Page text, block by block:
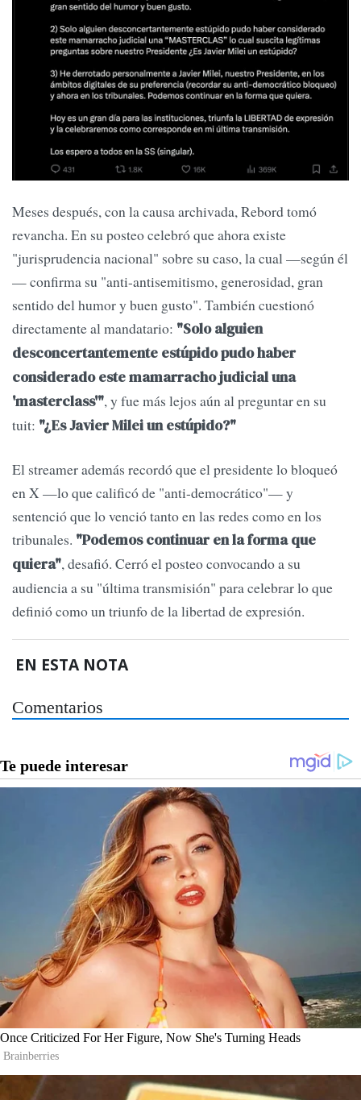
Meses después, con la causa archivada, Rebord tomó
revancha. En su posteo celebró que ahora existe
"jurisprudencia nacional" sobre su caso, la cual —según él
— confirma su "anti-antisemitismo, generosidad, gran
sentido del humor y buen gusto". También cuestionó
directamente al mandatario: "Solo alguien
desconcertantemente estúpido pudo haber
considerado este mamarracho judicial una
'masterclass'", y fue más lejos aún al preguntar en su
tuit: "¿Es Javier Milei un estúpido?"
El streamer además recordó que el presidente lo bloqueó
en X —lo que calificó de "anti-democrático"— y
sentenció que lo venció tanto en las redes como en los
tribunales. "Podemos continuar en la forma que
quiera", desafió. Cerró el posteo convocando a su
audiencia a su "última transmisión" para celebrar lo que
definió como un triunfo de la libertad de expresión.
EN ESTA NOTA
Comentarios